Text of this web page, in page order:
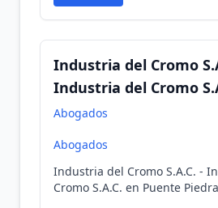
Industria del Cromo
Industria del Cromo
Abogados
Abogados
Industria del Cromo S.A.C. -
Cromo S.A.C. en Puente